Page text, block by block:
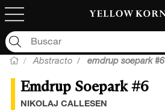
Abstracto emdrup soepark #6
Emdrup Soepark #6
NIKOLAJ CALLESEN